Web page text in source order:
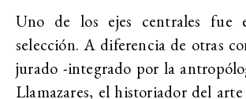
Uno de los ejes centrales fue
selección. A diferencia de otras
jurado -integrado por la
Llamazares, el historiador del